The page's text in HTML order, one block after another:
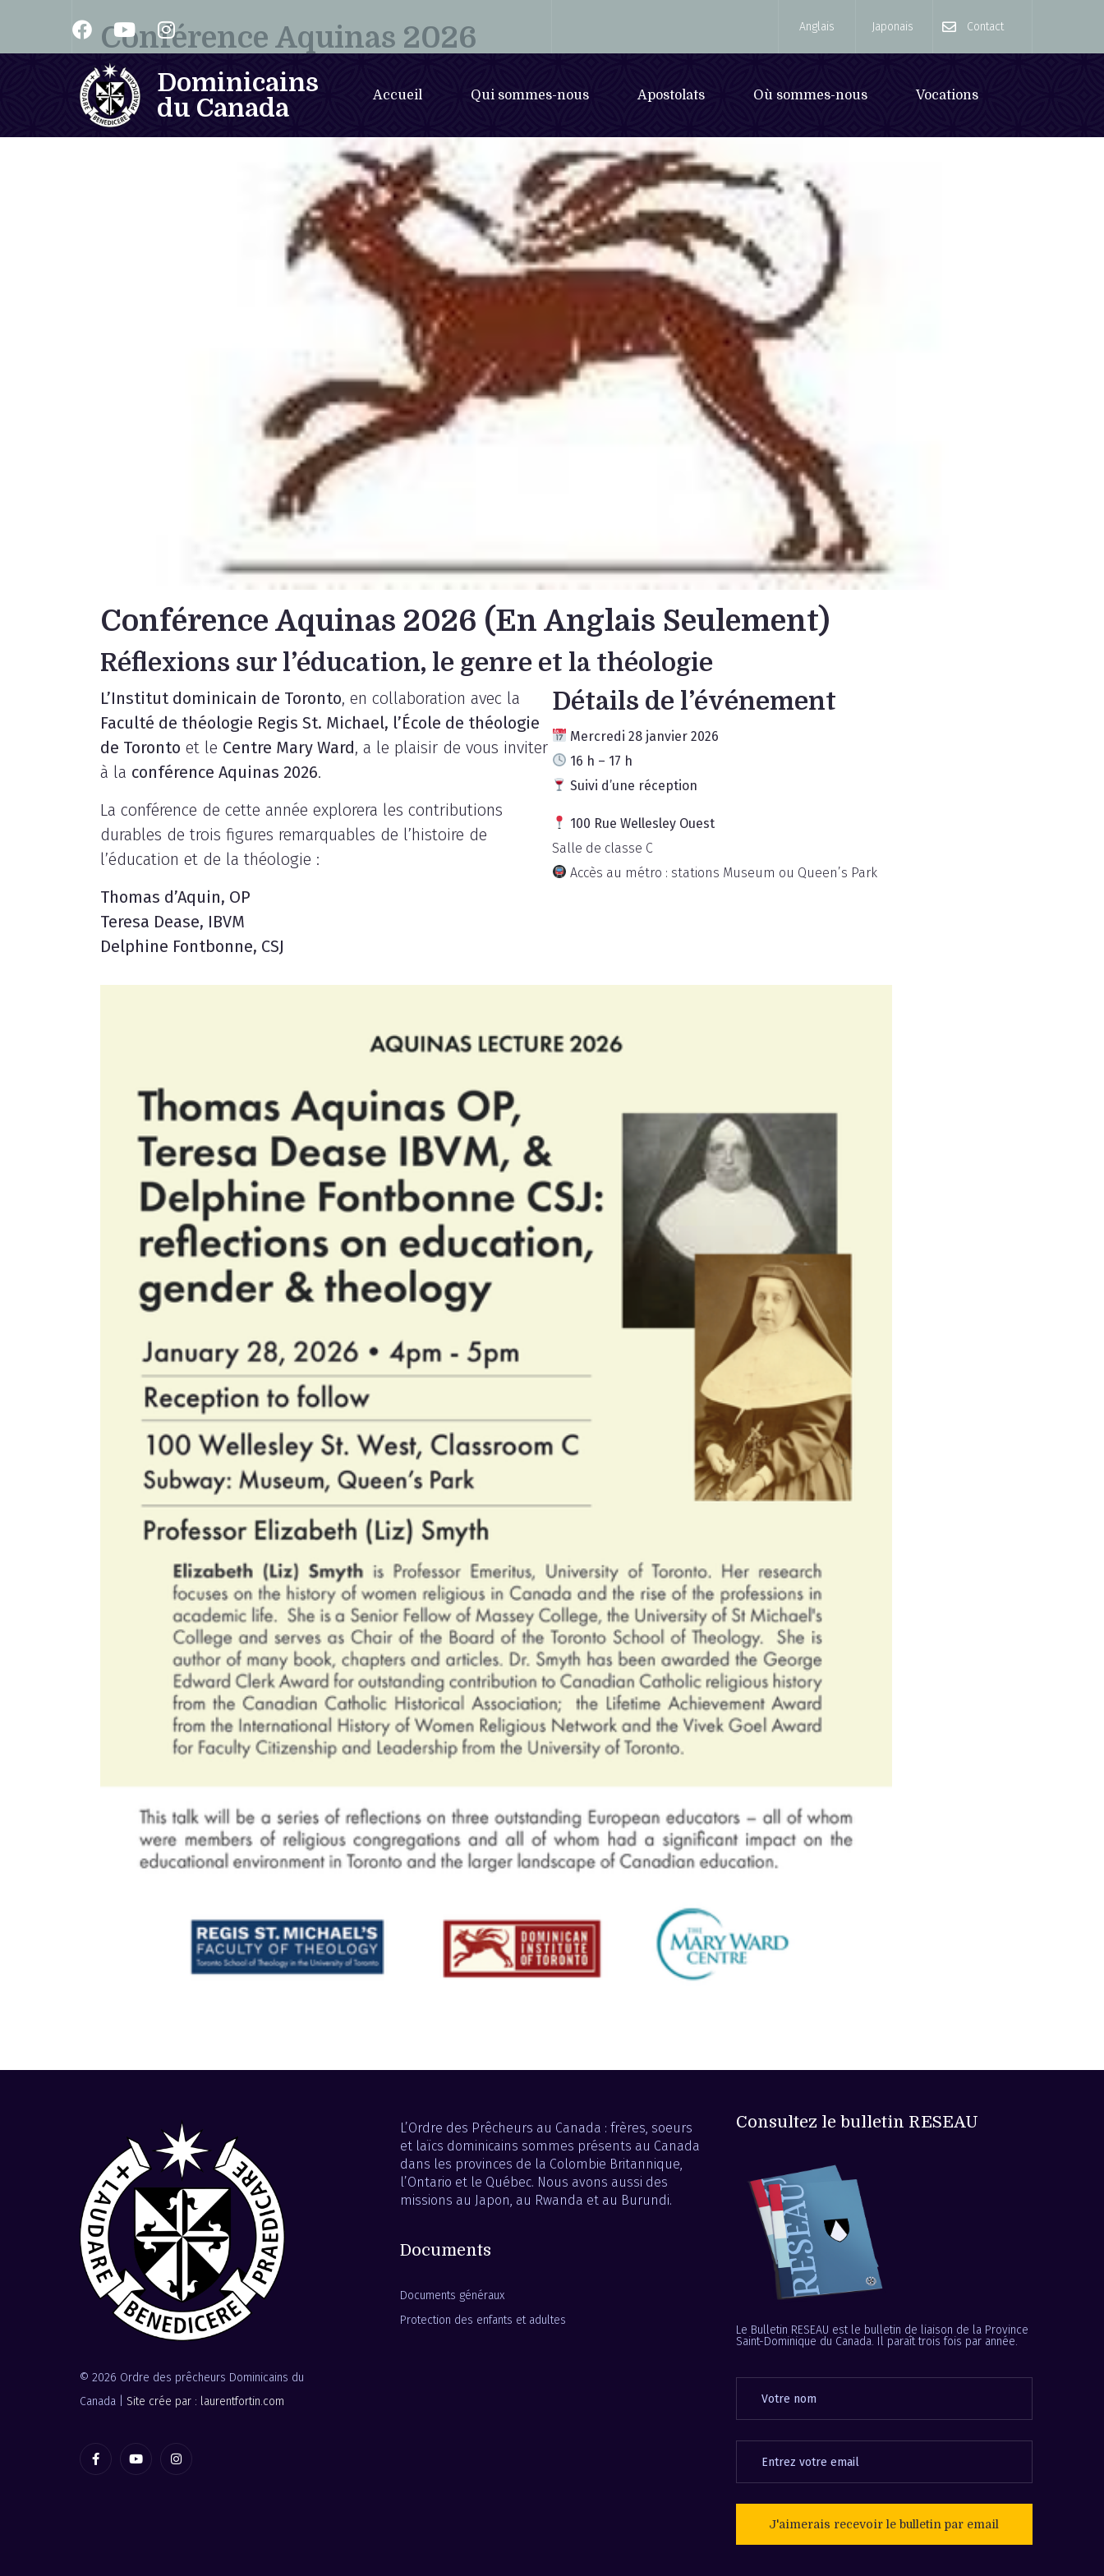
Anglais Japonais Contact
Dominicains
du Canada
Accueil Qui sommes-nous Apostolats Où sommes-nous Vocations
Conférence Aquinas 2026
Conférence Aquinas 2026 (En Anglais Seulement)
Réflexions sur l’éducation, le genre et la théologie
L’Institut dominicain de Toronto, en collaboration avec la
Faculté de théologie Regis St. Michael, l’École de théologie
de Toronto et le Centre Mary Ward, a le plaisir de vous inviter
à la conférence Aquinas 2026.
La conférence de cette année explorera les contributions
durables de trois figures remarquables de l’histoire de
l’éducation et de la théologie :
Thomas d’Aquin, OP
Teresa Dease, IBVM
Delphine Fontbonne, CSJ
Détails de l’événement
Mercredi 28 janvier 2026
16 h – 17 h
Suivi d’une réception
100 Rue Wellesley Ouest
Salle de classe C
Accès au métro : stations Museum ou Queen’s Park
© 2026 Ordre des prêcheurs Dominicains du
Canada | Site crée par : laurentfortin.com
L’Ordre des Prêcheurs au Canada : frères, soeurs
et laïcs dominicains sommes présents au Canada
dans les provinces de la Colombie Britannique,
l’Ontario et le Québec. Nous avons aussi des
missions au Japon, au Rwanda et au Burundi.
Documents
Documents généraux
Protection des enfants et adultes
Consultez le bulletin RESEAU
Le Bulletin RESEAU est le bulletin de liaison de la Province
Saint-Dominique du Canada. Il paraît trois fois par année.
J'aimerais recevoir le bulletin par email